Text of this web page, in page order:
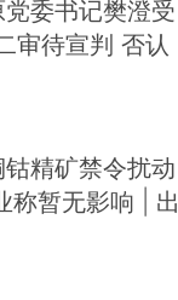
委书记樊澄受
审待宣判 否认
精矿禁令扰动
称暂无影响 | 出